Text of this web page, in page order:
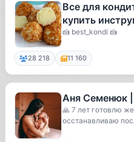
Все для
купить
🍰 best_kondi 🍰
28 218 11 160
Аня Семенюк |
🙏 7 лет готовлю
осстанавливаю